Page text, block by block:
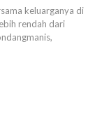
keluarganya di
rendah dari